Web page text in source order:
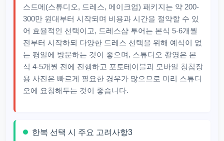
스드메(스튜디오, 드레스, 메이크업) 패키지는 약 200-
300만 원대부터 시작되며 비용과 시간을 절약할 수 있
어 효율적인 선택이고, 드레스샵 투어는 본식 5-6개월
전부터 시작하되 다양한 드레스 선택을 위해 예식이 없
는 평일에 방문하는 것이 좋으며, 스튜디오 촬영은 본
식 4-5개월 전에 진행하고 포토테이블과 모바일 청첩장
용 사진은 빠르게 필요한 경우가 많으므로 미리 스튜디
오에 요청해두는 것이 좋습니다.
한복 선택 시 주요 고려사항3